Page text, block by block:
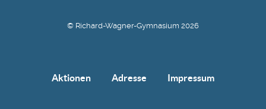
© Richard-Wagner-Gymnasium 2026
Aktionen Adresse Impressum